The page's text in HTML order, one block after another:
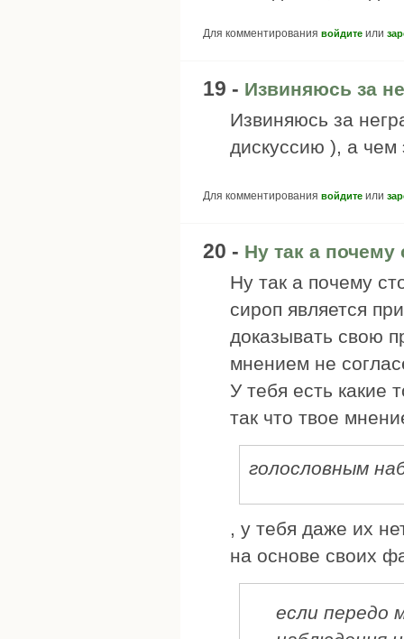
Для комментирования войдите или
19 - Извиняюсь за
Извиняюсь за
дискуссию ), а чем
Для комментирования войдите или
20 - Ну так а почему
Ну так а почему
сироп является
доказывать свою
мнением не
У тебя есть какие
так что твое
голословным
, у тебя даже их
на основе своих
если передо